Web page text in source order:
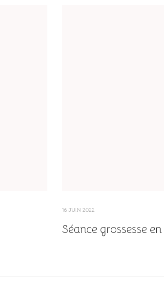
16 JUIN 2022
Séance grossesse